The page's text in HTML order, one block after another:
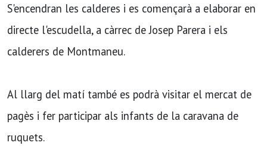
S'encendran les calderes i es començarà a elaborar en
directe l'escudella, a càrrec de Josep Parera i els
calderers de Montmaneu.
Al llarg del matí també es podrà visitar el mercat de
pagès i fer participar als infants de la caravana de
ruquets.